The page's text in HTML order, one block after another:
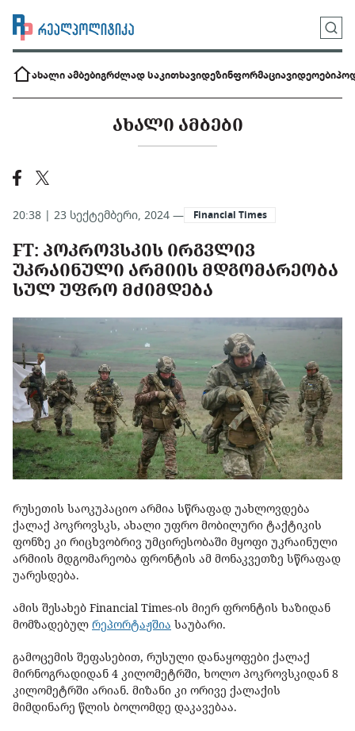
ახალი ამბებიგრძლად საკითხავიდეზინფორმაციავიდეოები
ᲐᲮᲐᲚᲘ ᲐᲛᲑᲔᲑᲘ
20:38 | 23 სექტემბერი, 2024 — Financial Times
FT: ᲞᲝᲙᲠᲝᲕᲡᲙᲘᲡ ᲘᲠᲒᲕᲚᲘᲕ
ᲣᲙᲠᲐᲘᲜᲣᲚᲘ ᲐᲠᲛᲘᲘᲡ ᲛᲓᲒᲝᲛᲐᲠᲔᲝᲑᲐ
ᲡᲣᲚ ᲣᲤᲠᲝ ᲛᲫᲘᲛᲓᲔᲑᲐ
რუსეთის საოკუპაციო არმია სწრაფად უახლოვდება
ქალაქ პოკროვსკს, ახალი უფრო მობილური ტაქტიკის
ფონზე კი რიცხვობრივ უმცირესობაში მყოფი უკრაინული
არმიის მდგომარეობა ფრონტის ამ მონაკვეთზე სწრაფად
უარესდება.
ამის შესახებ Financial Times-ის მიერ ფრონტის ხაზიდან
მომზადებულ რეპორტაჟშია საუბარი.
გამოცემის შეფასებით, რუსული დანაყოფები ქალაქ
მირნოგრადიდან 4 კილომეტრში, ხოლო პოკროვსკიდან 8
კილომეტრში არიან. მიზანი კი ორივე ქალაქის
მიმდინარე წლის ბოლომდე დაკავებაა.